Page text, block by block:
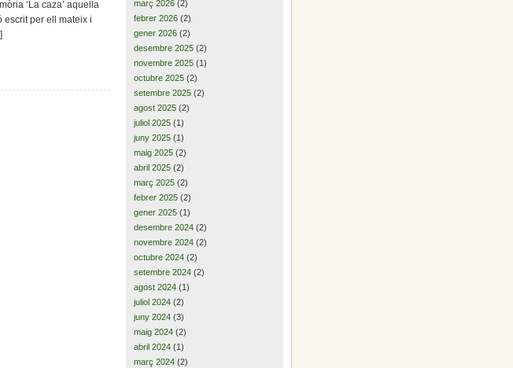
‘La caza’ aquella
escrit per ell mateix i
març 2026 (2)
febrer 2026 (2)
gener 2026 (2)
desembre 2025 (2)
novembre 2025 (1)
octubre 2025 (2)
setembre 2025 (2)
agost 2025 (2)
juliol 2025 (1)
juny 2025 (1)
maig 2025 (2)
abril 2025 (2)
març 2025 (2)
febrer 2025 (2)
gener 2025 (1)
desembre 2024 (2)
novembre 2024 (2)
octubre 2024 (2)
setembre 2024 (2)
agost 2024 (1)
juliol 2024 (2)
juny 2024 (3)
maig 2024 (2)
abril 2024 (1)
març 2024 (2)